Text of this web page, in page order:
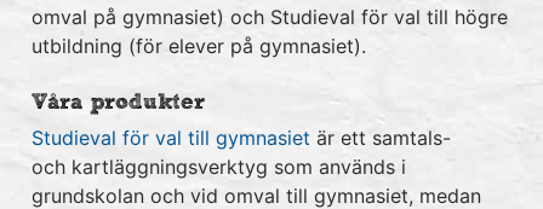
omval på gymnasiet) och Studieval för val till högre
utbildning (för elever på gymnasiet).
Våra produkter
Studieval för val till gymnasiet är ett samtals-
och kartläggningsverktyg som används i
grundskolan och vid omval till gymnasiet, medan